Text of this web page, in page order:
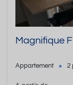
Magnifique
Appartement 2